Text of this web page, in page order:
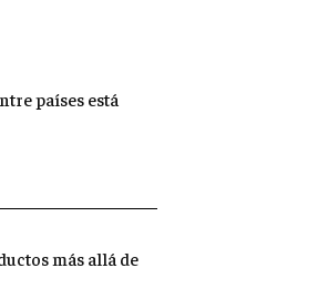
FRANQUICIAS
países está
más allá de